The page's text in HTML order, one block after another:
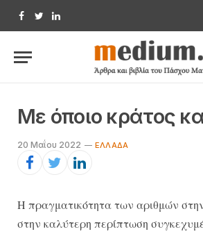
Facebook
TwitterLinkedIn
Με όποιο κράτος
20 Μαΐου 2022 ΕΛΛΆΔΑ
Η πραγματικότητα των αριθμών
στην καλύτερη περίπτωση